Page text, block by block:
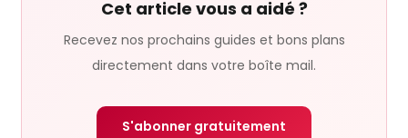
Cet article vous a aidé ?
Recevez nos prochains guides et bons plans
directement dans votre boîte mail.
S'abonner gratuitement